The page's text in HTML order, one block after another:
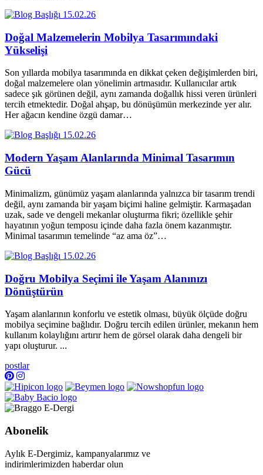
15.02.26
Doğal Malzemelerin Mobilya Tasarımındaki
Yükselişi
Son yıllarda mobilya tasarımında en dikkat çeken değişimlerden biri,
doğal malzemelere olan yönelimin artmasıdır. Kullanıcılar artık
sadece şık görünen değil, aynı zamanda doğallık hissi veren ürünleri
tercih etmektedir. Doğal ahşap, bu dönüşümün merkezinde yer alır.
Her ağacın kendine özgü damar…
15.02.26
Modern Yaşam Alanlarında Minimal Tasarımın
Gücü
Minimalizm, günümüz yaşam alanlarında yalnızca bir tasarım trendi
değil, aynı zamanda bir yaşam biçimi haline gelmiştir. Karmaşadan
uzak, sade ve dengeli mekanlar oluşturma fikri; özellikle şehir
hayatının yoğun temposu içinde daha fazla önem kazanmıştır.
Minimal tasarımın temelinde “az ama öz”…
15.02.26
Doğru Mobilya Seçimi ile Yaşam Alanınızı
Dönüştürün
Yaşam alanlarının konforlu ve estetik olması, büyük ölçüde doğru
mobilya seçimine bağlıdır. Doğru tercih edilen ürünler, mekanın hem
kullanım kolaylığını artırır hem de görsel olarak daha dengeli bir
yapı oluşturur. ...
postlar
Abonelik
Aylık E-Dergimiz, kampanyalarımız ve
indirimlerimizden haberdar olun